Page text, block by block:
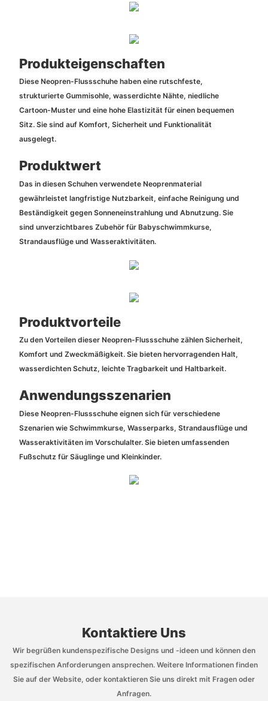
Produkteigenschaften
Diese Neopren-Flussschuhe haben eine rutschfeste,
strukturierte Gummisohle, wasserdichte Nähte, niedliche
Cartoon-Muster und eine hohe Elastizität für einen bequemen
Sitz. Sie sind auf Komfort, Sicherheit und Funktionalität
ausgelegt.
Produktwert
Das in diesen Schuhen verwendete Neoprenmaterial
gewährleistet langfristige Nutzbarkeit, einfache Reinigung und
Beständigkeit gegen Sonneneinstrahlung und Abnutzung. Sie
sind unverzichtbares Zubehör für Babyschwimmkurse,
Strandausflüge und Wasseraktivitäten.
Produktvorteile
Zu den Vorteilen dieser Neopren-Flussschuhe zählen Sicherheit,
Komfort und Zweckmäßigkeit. Sie bieten hervorragenden Halt,
wasserdichten Schutz, leichte Tragbarkeit und Haltbarkeit.
Anwendungsszenarien
Diese Neopren-Flussschuhe eignen sich für verschiedene
Szenarien wie Schwimmkurse, Wasserparks, Strandausflüge und
Wasseraktivitäten im Vorschulalter. Sie bieten umfassenden
Fußschutz für Säuglinge und Kleinkinder.
Kontaktiere Uns
Wir begrüßen kundenspezifische Designs und -ideen und können den
spezifischen Anforderungen ansprechen. Weitere Informationen finden
Sie auf der Website, oder kontaktieren Sie uns direkt mit Fragen oder
Anfragen.